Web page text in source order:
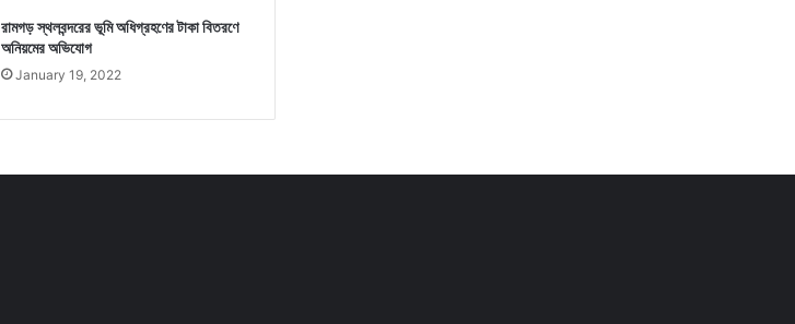
রামগড় স্থলবন্দরের ভূমি অধিগ্রহণের টাকা বিতরণে
অনিয়মের অভিযোগ
January 19, 2022